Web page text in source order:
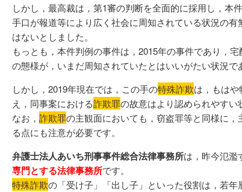
しかし，最高裁は，第1審の判断を全面的に採用し，本件
手口が報道等により広く社会に周知されている状況の
はないとしました。
もっとも，本件判例の事件は，2015年の事件であり，
の態様が，いまだ周知されていたとはいいがたい状況で
しかし，2019年現在では，この手の特殊詐欺は，もは
え，同事案における詐欺罪の故意はより認められやすい
なお， 詐欺罪の主観面においても，窃盗罪等と同様に
る点にも注意が必要です。
弁護士法人あいち刑事事件総合法律事務所は，昨今氾濫
専門とする法律事務所です。
特殊詐欺の「受け子」「出し子」といった役割は，若